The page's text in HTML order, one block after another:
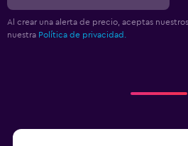
Al crear una alerta de precio, aceptas nuestros
nuestra Política de privacidad.